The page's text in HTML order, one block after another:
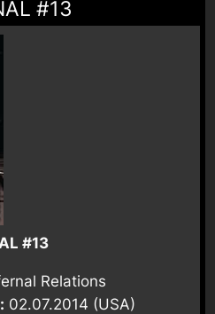
#13
#13
Relations
02.07.2014 (USA)